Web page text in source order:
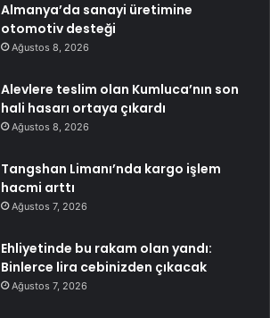
Almanya’da sanayi üretimine
otomotiv desteği
Ağustos 8, 2026
Alevlere teslim olan Kumluca’nın son
hali hasarı ortaya çıkardı
Ağustos 8, 2026
Tangshan Limanı’nda kargo işlem
hacmi arttı
Ağustos 7, 2026
Ehliyetinde bu rakam olan yandı:
Binlerce lira cebinizden çıkacak
Ağustos 7, 2026